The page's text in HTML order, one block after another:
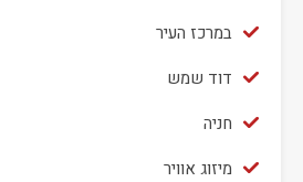
במרכז העיר
דוד שמש
חניה
מיזוג אוויר